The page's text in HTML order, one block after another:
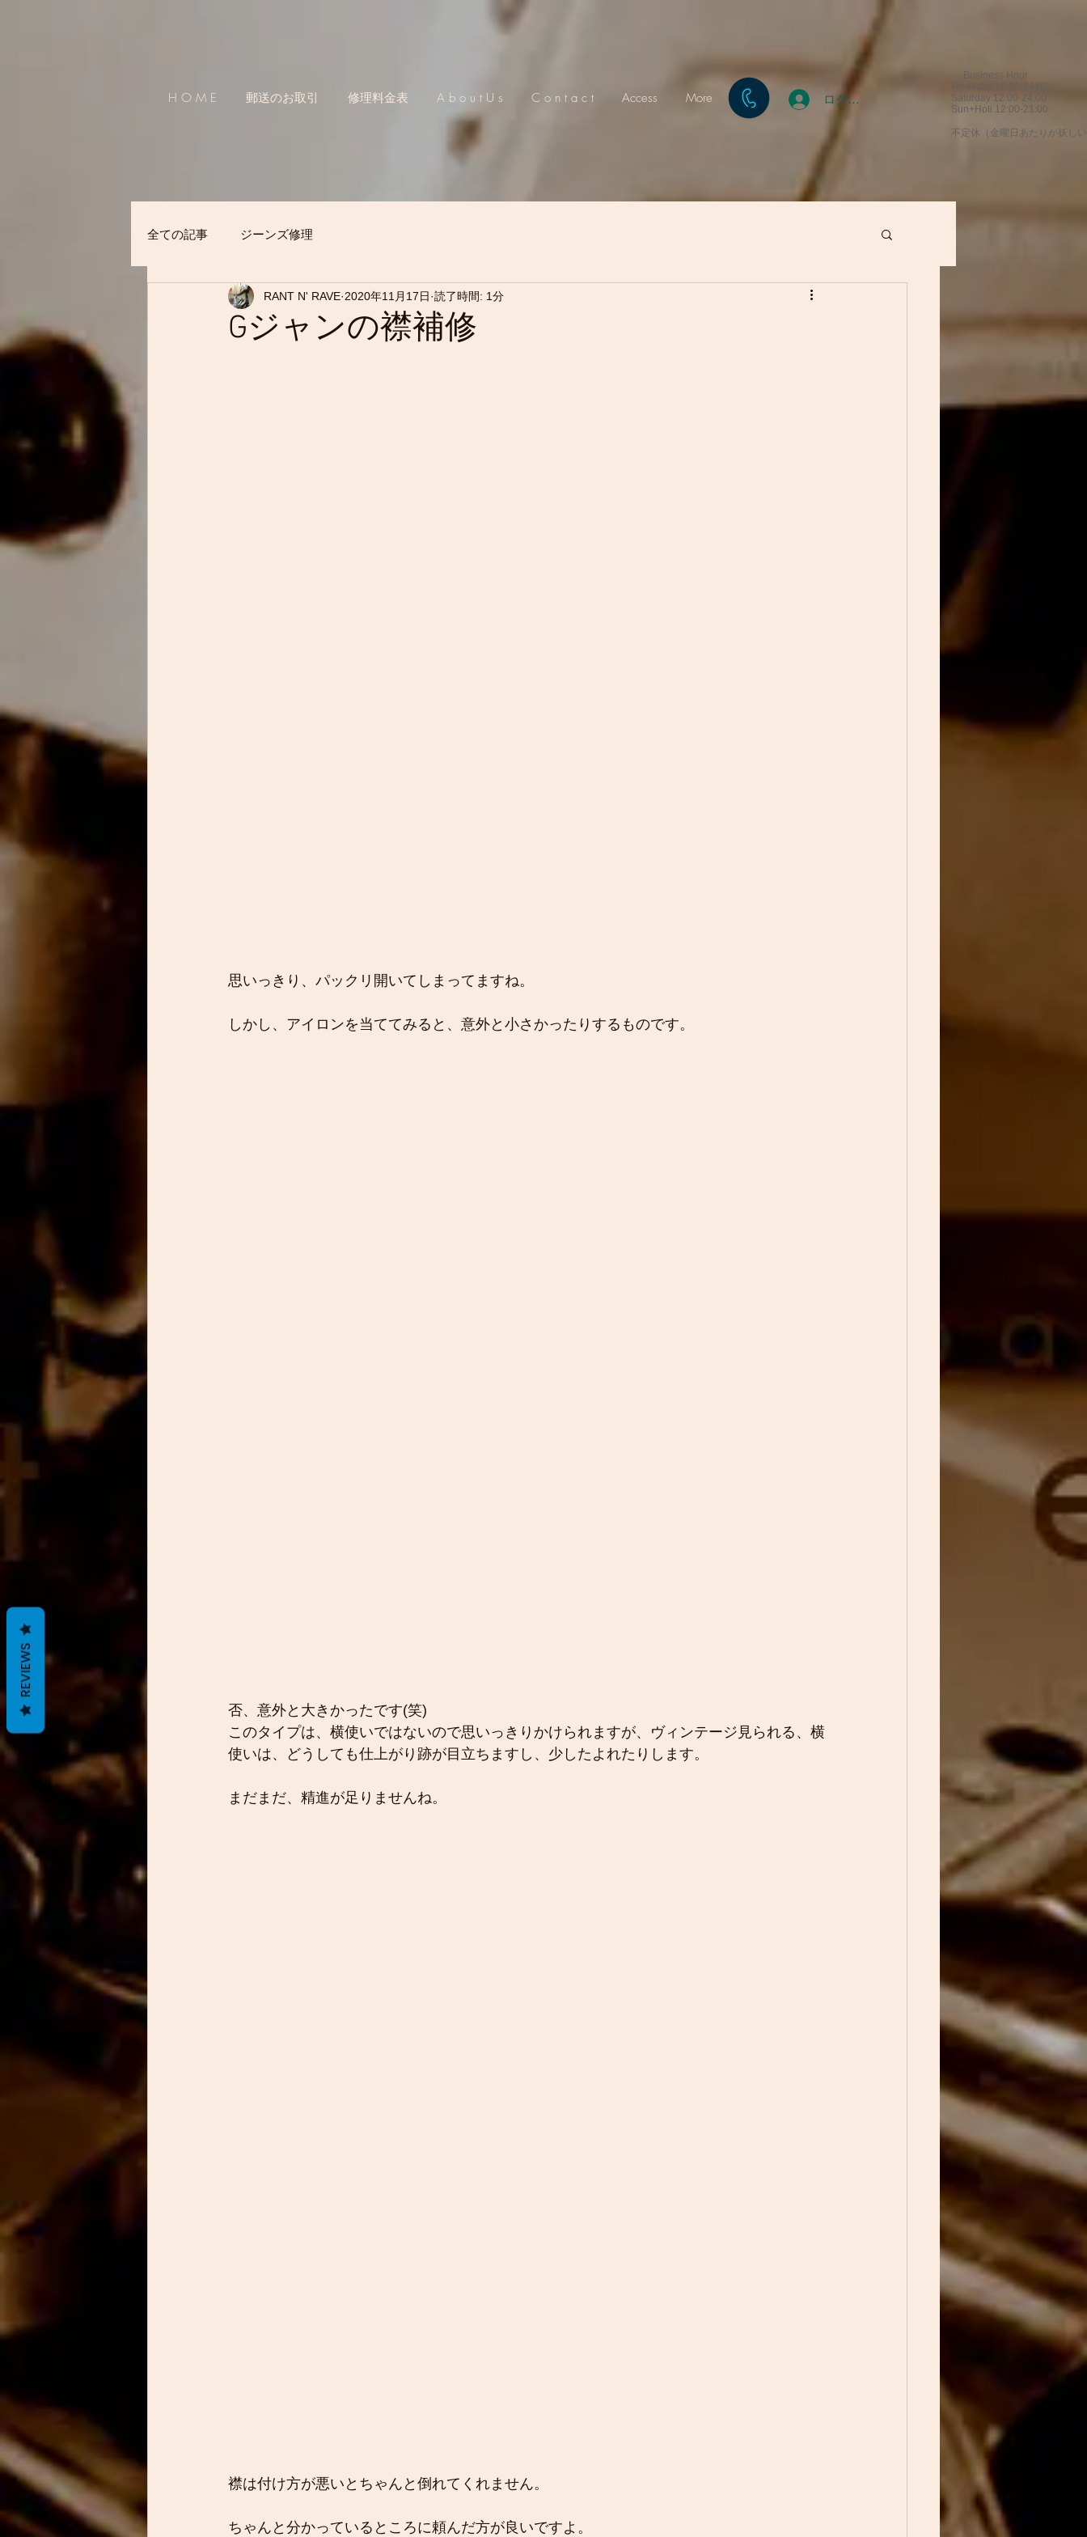
H O M E 郵送のお取引 修理料金表 A b o u t U s C o n t a c t Access More ログイン
Business Hour
Saturday 12:00-24:00
Sun+Holi 12:00-21:00
不定休（金曜日あたりが妖し
全ての記事 ジーンズ修理
Gジャンの襟補修
RANT N' RAVE 2020年11月17日 読了時間: 1分
思いっきり、パックリ開いてしまってますね。
しかし、アイロンを当ててみると、意外と小さかったりするものです。
否、意外と大きかったです(笑)
このタイプは、横使いではないので思いっきりかけられますが、ヴィンテージ見られる、横
使いは、どうしても仕上がり跡が目立ちますし、少したよれたりします。
まだまだ、精進が足りませんね。
襟は付け方が悪いとちゃんと倒れてくれません。
ちゃんと分かっているところに頼んだ方が良いですよ。
REVIEWS